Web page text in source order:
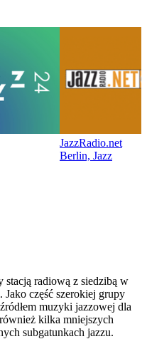
JazzRadio.net
Berlin, Jazz
stacją radiową z siedzibą w
Jako część szerokiej grupy
muzyki jazzowej dla
kilka mniejszych
subgatunkach jazzu.